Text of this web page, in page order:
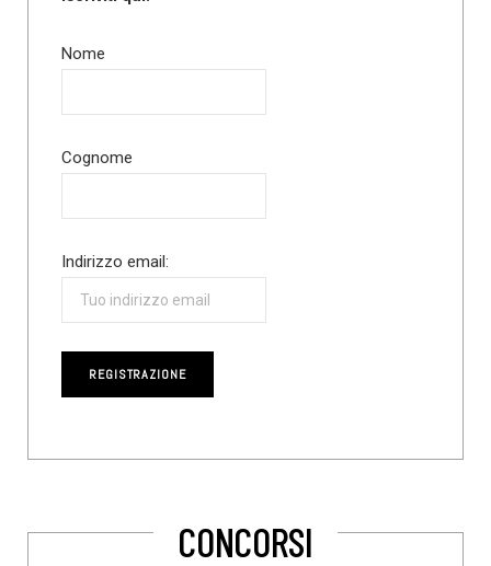
Nome
Cognome
Indirizzo email:
CONCORSI